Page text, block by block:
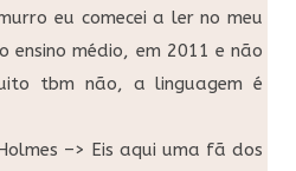
eu comecei a ler no meu
ensino médio, em 2011 e não
tbm não, a linguagem é
–> Eis aqui uma fã dos